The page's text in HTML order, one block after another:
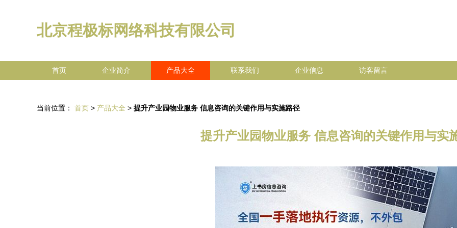
北京程极标网络科技有限公司
首页 企业简介 产品大全 联系我们 企业信息 访客留言
当前位置： 首页 > 产品大全 > 提升产业园物业服务 信息咨询的关键作用与实施路径
提升产业园物业服务 信息咨询的关键作用与实